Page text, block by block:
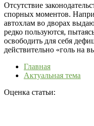
Отсутствие
спорных моментов.
автохлам во дворах
редко пользуются,
освободить для себя
действительно «голь на
Главная
Актуальная тема
Оценка статьи: